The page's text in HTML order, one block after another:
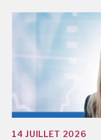
14 JUILLET 2026